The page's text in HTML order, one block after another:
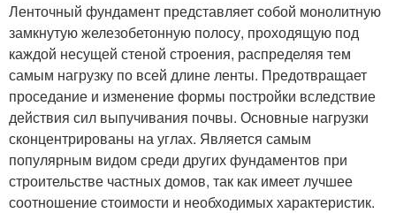
Ленточный фундамент представляет собой монолитную
замкнутую железобетонную полосу, проходящую под
каждой несущей стеной строения, распределяя тем
самым нагрузку по всей длине ленты. Предотвращает
проседание и изменение формы постройки вследствие
действия сил выпучивания почвы. Основные нагрузки
сконцентрированы на углах. Является самым
популярным видом среди других фундаментов при
строительстве частных домов, так как имеет лучшее
соотношение стоимости и необходимых характеристик.